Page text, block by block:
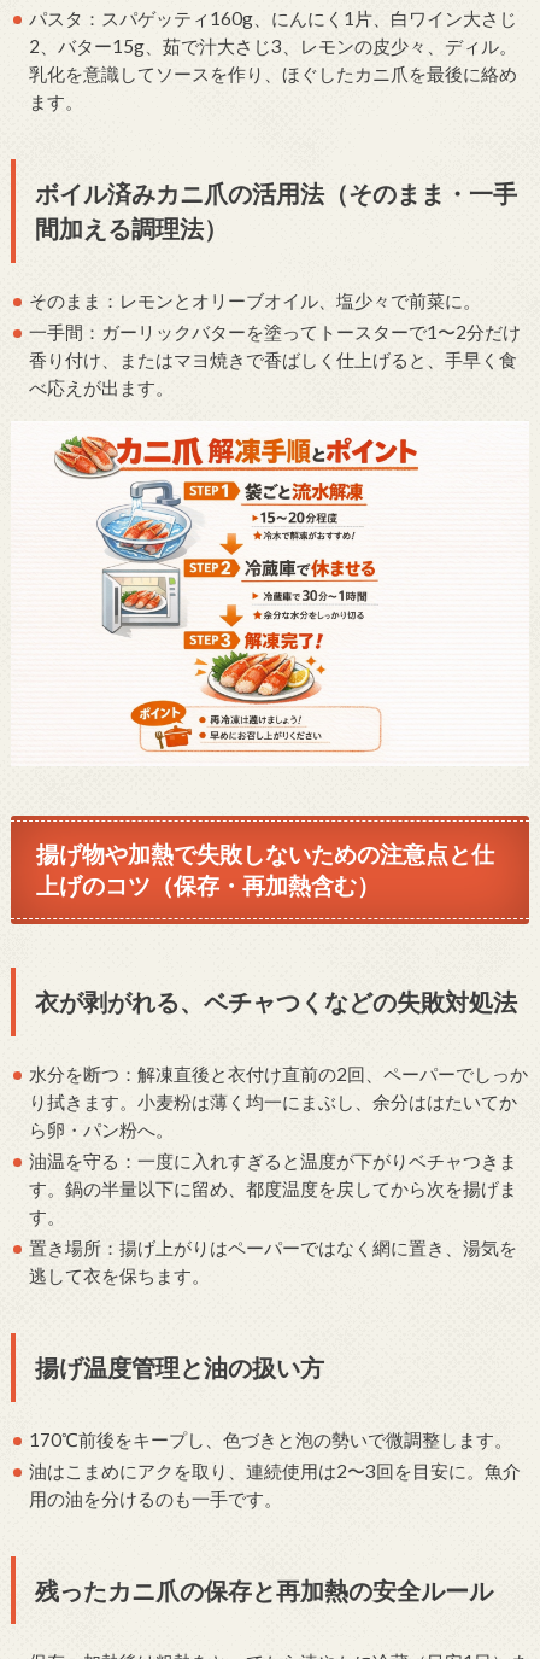
パスタ：スパゲッティ160g、にんにく1片、白ワイン大さじ
2、バター15g、茹で汁大さじ3、レモンの皮少々、ディル。
乳化を意識してソースを作り、ほぐしたカニ爪を最後に絡め
ます。
ボイル済みカニ爪の活用法（そのまま・一手
間加える調理法）
そのまま：レモンとオリーブオイル、塩少々で前菜に。
一手間：ガーリックバターを塗ってトースターで1〜2分だけ
香り付け、またはマヨ焼きで香ばしく仕上げると、手早く食
べ応えが出ます。
揚げ物や加熱で失敗しないための注意点と仕
上げのコツ（保存・再加熱含む）
衣が剥がれる、ベチャつくなどの失敗対処法
水分を断つ：解凍直後と衣付け直前の2回、ペーパーでしっか
り拭きます。小麦粉は薄く均一にまぶし、余分ははたいてか
ら卵・パン粉へ。
油温を守る：一度に入れすぎると温度が下がりベチャつきま
す。鍋の半量以下に留め、都度温度を戻してから次を揚げま
す。
置き場所：揚げ上がりはペーパーではなく網に置き、湯気を
逃して衣を保ちます。
揚げ温度管理と油の扱い方
170℃前後をキープし、色づきと泡の勢いで微調整します。
油はこまめにアクを取り、連続使用は2〜3回を目安に。魚介
用の油を分けるのも一手です。
残ったカニ爪の保存と再加熱の安全ルール